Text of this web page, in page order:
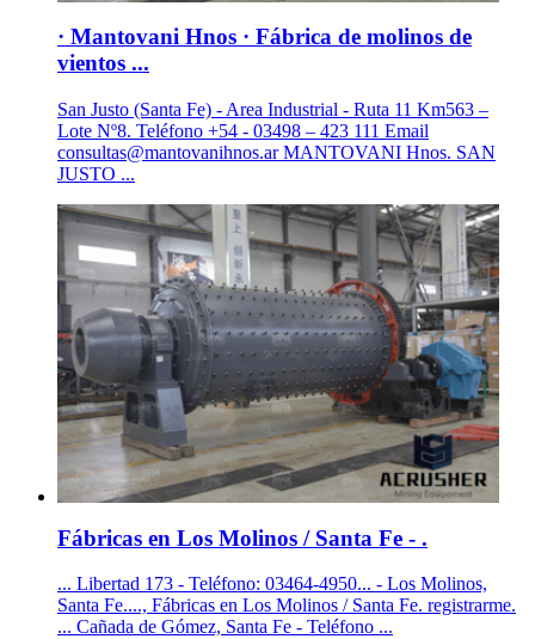
· Mantovani Hnos · Fábrica de molinos de
vientos ...
San Justo (Santa Fe) - Area Industrial - Ruta 11 Km563 –
Lote Nº8. Teléfono +54 - 03498 – 423 111 Email
consultas@mantovanihnos.arMANTOVANI Hnos. SAN
JUSTO ...
Fábricas en Los Molinos / Santa Fe - .
... Libertad 173 - Teléfono: 03464-4950... - Los Molinos,
Santa Fe...., Fábricas en Los Molinos / Santa Fe. registrarme.
... Cañada de Gómez, Santa Fe - Teléfono ...